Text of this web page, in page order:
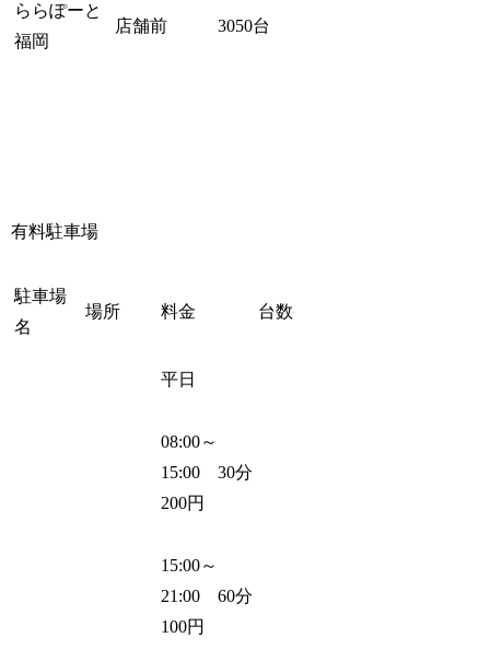
ららぽーと
福岡
店舗前 3050台
有料駐車場
駐車場
名
場所 料金 台数
平日
08:00～
15:00 30分
200円
15:00～
21:00 60分
100円